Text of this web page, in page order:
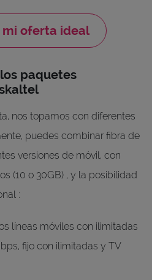
mi oferta ideal
paquetes
nos topamos con diferentes
puedes combinar fibra de
versiones de móvil, con
(10 o 30GB) , y la posibilidad
:
líneas móviles con ilimitadas
fijo con ilimitadas y TV